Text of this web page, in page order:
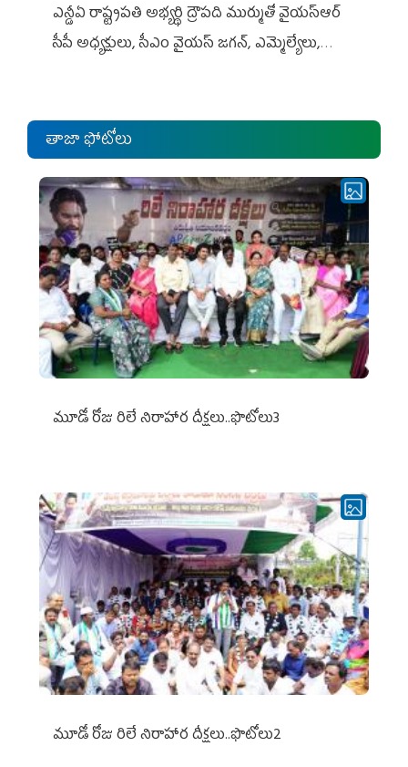
ఎన్డీఏ రాష్ట్ర‌ప‌తి అభ్య‌ర్థి ద్రౌప‌ది ముర్ముతో వైయ‌స్ఆర్
సీపీ అధ్య‌క్షులు, సీఎం వైయ‌స్ జ‌గ‌న్, ఎమ్మెల్యేలు,
తాజా ఫోటోలు
మూడో రోజు రిలే నిరాహార దీక్షలు..ఫొటోలు3
మూడో రోజు రిలే నిరాహార దీక్షలు..ఫొటోలు2